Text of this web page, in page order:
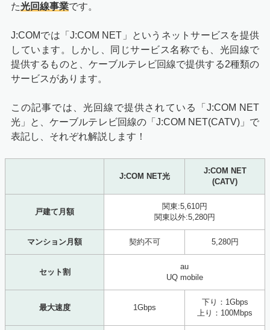
た光回線事業です。
J:COMでは「J:COM NET」というネットサービスを提供
しています。しかし、同じサービス名称でも、光回線で
提供するものと、ケーブルテレビ回線で提供する2種類の
サービスがあります。
この記事では、光回線で提供されている「J:COM NET
光」と、ケーブルテレビ回線の「J:COM NET(CATV)」で
表記し、それぞれ解説します！
J:COM NET光
J:COM NET
(CATV)
戸建て月額
関東:5,610円
関東以外:5,280円
マンション月額 契約不可 5,280円
セット割
au
UQ mobile
最大速度 1Gbps
下り：1Gbps
上り：100Mbps